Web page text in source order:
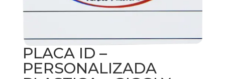
PLACA ID –
PERSONALIZADA